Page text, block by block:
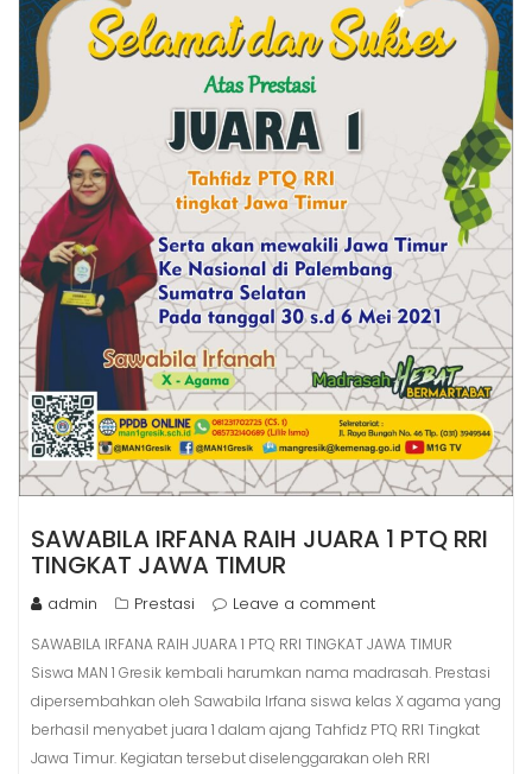
SAWABILA IRFANA RAIH JUARA 1 PTQ RRI
TINGKAT JAWA TIMUR
admin Prestasi Leave a comment
SAWABILA IRFANA RAIH JUARA 1 PTQ RRI TINGKAT JAWA TIMUR
Siswa MAN 1 Gresik kembali harumkan nama madrasah. Prestasi
dipersembahkan oleh Sawabila Irfana siswa kelas X agama yang
berhasil menyabet juara 1 dalam ajang Tahfidz PTQ RRI Tingkat
Jawa Timur. Kegiatan tersebut diselenggarakan oleh RRI